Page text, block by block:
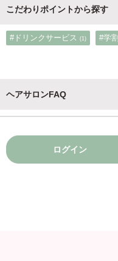
こだわりポイントから探す
#ドリンクサービス (1) #学割
ヘアサロンFAQ
ログイン